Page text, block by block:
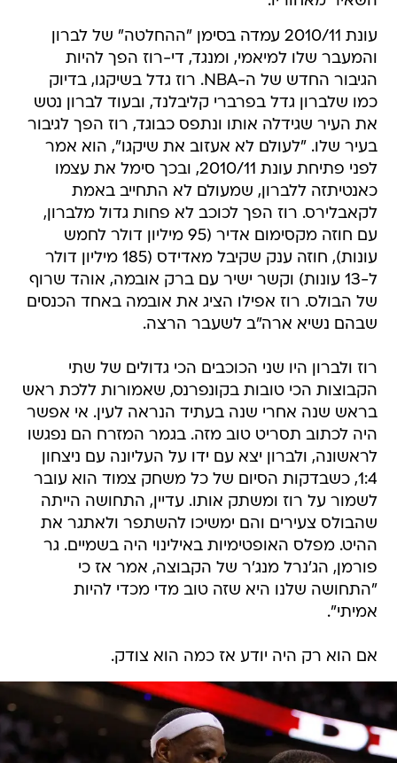
עונת 2010/11 עמדה בסימן "ההחלטה" של לברון
והמעבר שלו למיאמי, ומנגד, די-רוז הפך להיות
הגיבור החדש של ה-NBA. רוז גדל בשיקגו, בדיוק
כמו שלברון גדל בפרברי קליבלנד, ובעוד לברון נטש
את העיר שגידלה אותו ונתפס כבוגד, רוז הפך לגיבור
בעיר שלו. "לעולם לא אעזוב את שיקגו", הוא אמר
לפני פתיחת עונת 2010/11, ובכך סימל את עצמו
כאנטיתזה ללברון, שמעולם לא התחייב באמת
לקאבלירס. רוז הפך לכוכב לא פחות גדול מלברון,
עם חוזה מקסימום אדיר (95 מיליון דולר לחמש
עונות), חוזה ענק שקיבל מאדידס (185 מיליון דולר
ל-13 עונות) וקשר ישיר עם ברק אובמה, אוהד שרוף
של הבולס. רוז אפילו הציג את אובמה באחד הכנסים
שבהם נשיא ארה"ב לשעבר הרצה.
רוז ולברון היו שני הכוכבים הכי גדולים של שתי
הקבוצות הכי טובות בקונפרנס, שאמורות ללכת ראש
בראש שנה אחרי שנה בעתיד הנראה לעין. אי אפשר
היה לכתוב תסריט טוב מזה. בגמר המזרח הם נפגשו
לראשונה, ולברון יצא עם ידו על העליונה עם ניצחון
1:4, כשבדקות הסיום של כל משחק צמוד הוא עובר
לשמור על רוז ומשתק אותו. עדיין, התחושה הייתה
שהבולס צעירים והם ימשיכו להשתפר ולאתגר את
ההיט. מפלס האופטימיות באילינוי היה בשמיים. גר
פורמן, הג'נרל מנג'ר של הקבוצה, אמר אז כי
"התחושה שלנו היא שזה טוב מדי מכדי להיות
אמיתי".
אם הוא רק היה יודע אז כמה הוא צודק.